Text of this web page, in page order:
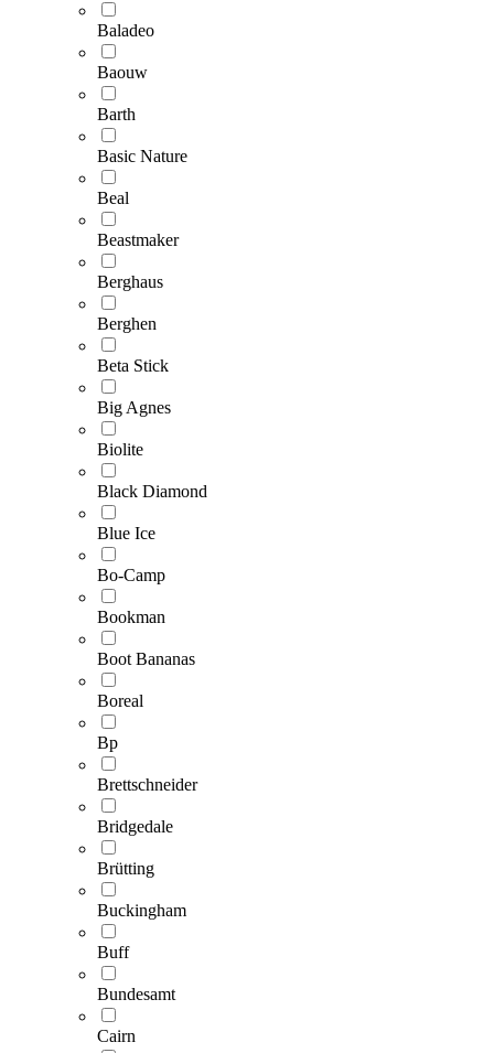
Baladeo
Baouw
Barth
Basic Nature
Beal
Beastmaker
Berghaus
Berghen
Beta Stick
Big Agnes
Biolite
Black Diamond
Blue Ice
Bo-Camp
Bookman
Boot Bananas
Boreal
Bp
Brettschneider
Bridgedale
Brütting
Buckingham
Buff
Bundesamt
Cairn